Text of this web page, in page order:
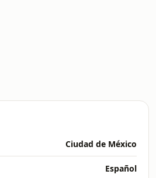
Ciudad de México
Español